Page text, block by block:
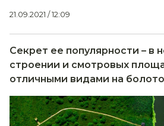
21.09.2021 / 12:09
Секрет ее популярности – в
строении и смотровых
отличными видами на